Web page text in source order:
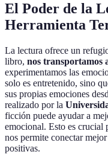
El Poder de la
Herramienta
La lectura ofrece un
libro, nos transportamos
experimentamos las
solo es entretenido, sino
sus propias emociones
realizado por la
ficción puede ayudar a
emocional. Esto es crucial
nos permite conectar
positivas.